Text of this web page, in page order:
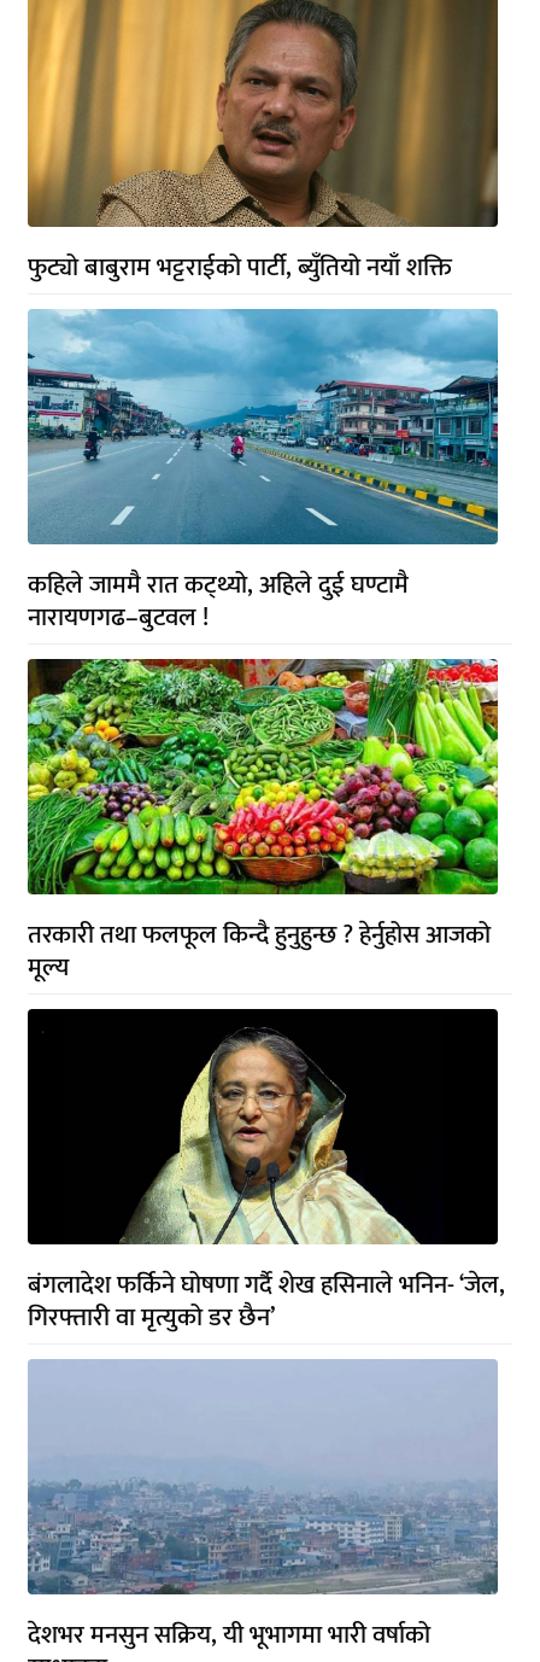
फुट्यो बाबुराम भट्टराईको पार्टी, ब्युँतियो नयाँ शक्ति
कहिले जाममै रात कट्थ्यो, अहिले दुई घण्टामै
नारायणगढ–बुटवल !
तरकारी तथा फलफूल किन्दै हुनुहुन्छ ? हेर्नुहोस आजको
मूल्य
बंगलादेश फर्किने घोषणा गर्दै शेख हसिनाले भनिन- ‘जेल,
गिरफ्तारी वा मृत्युको डर छैन’
देशभर मनसुन सक्रिय, यी भूभागमा भारी वर्षाको